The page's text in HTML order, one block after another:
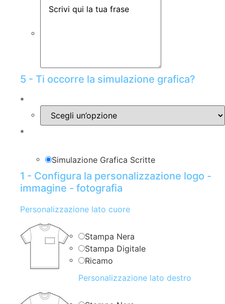
5 - Ti occorre la simulazione grafica?
*
*
Simulazione Grafica Scritte
1 - Configura la personalizzazione logo -
immagine - fotografia
Personalizzazione lato cuore
Stampa Nera
Stampa Digitale
Ricamo
Personalizzazione lato destro